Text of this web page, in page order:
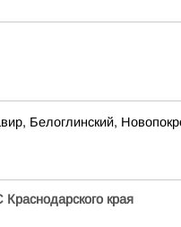
края